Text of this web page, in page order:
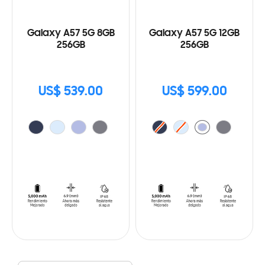
Galaxy A57 5G 8GB
256GB
US$ 539.00
Galaxy A57 5G 12GB
256GB
US$ 599.00